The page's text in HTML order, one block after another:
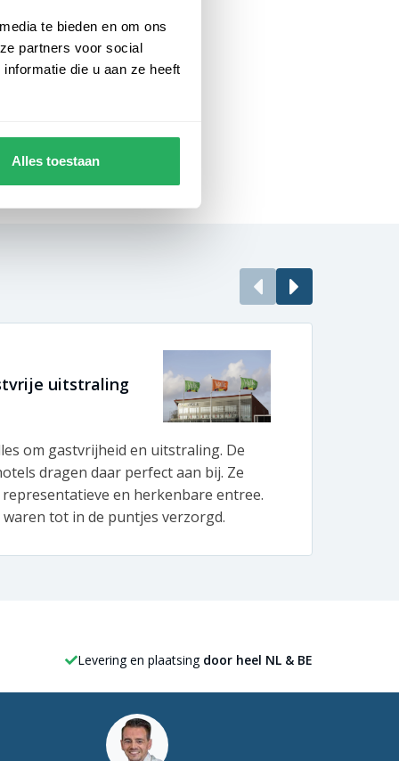
te bieden en om ons
partners voor social
die u aan ze heeft
Alles toestaan
uitstraling
om gastvrijheid en uitstraling. De
dragen daar perfect aan bij. Ze
en herkenbare entree.
tot in de puntjes verzorgd.
Levering en plaatsing door heel NL & BE